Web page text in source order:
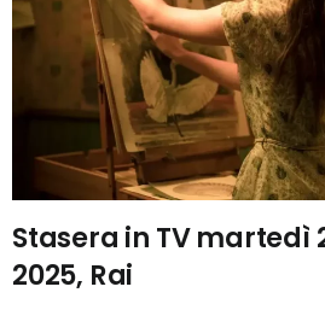
Stasera in TV martedì
2025, Rai